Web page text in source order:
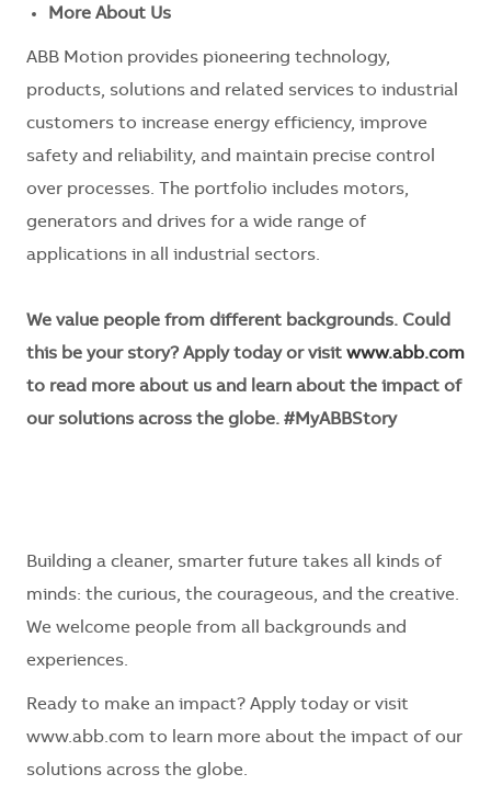
More About Us
ABB Motion provides pioneering technology,
products, solutions and related services to industrial
customers to increase energy efficiency, improve
safety and reliability, and maintain precise control
over processes. The portfolio includes motors,
generators and drives for a wide range of
applications in all industrial sectors.
We value people from different backgrounds. Could
this be your story? Apply today or visit www.abb.com
to read more about us and learn about the impact of
our solutions across the globe. #MyABBStory
Building a cleaner, smarter future takes all kinds of
minds: the curious, the courageous, and the creative.
We welcome people from all backgrounds and
experiences.
Ready to make an impact? Apply today or visit
www.abb.com to learn more about the impact of our
solutions across the globe.